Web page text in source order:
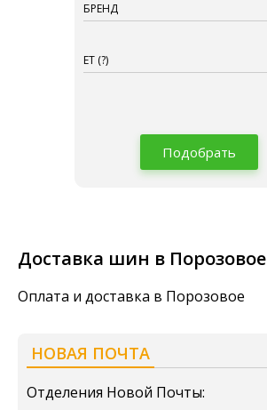
БРЕНД
ET (?)
Подобрать
Доставка шин в Порозовое
Оплата и доставка в Порозовое
НОВАЯ ПОЧТА
Отделения Новой Почты: